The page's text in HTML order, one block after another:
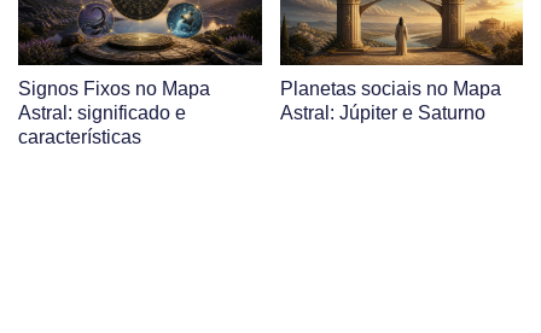
Signos Fixos no Mapa
Astral: significado e
características
Planetas sociais no Mapa
Astral: Júpiter e Saturno